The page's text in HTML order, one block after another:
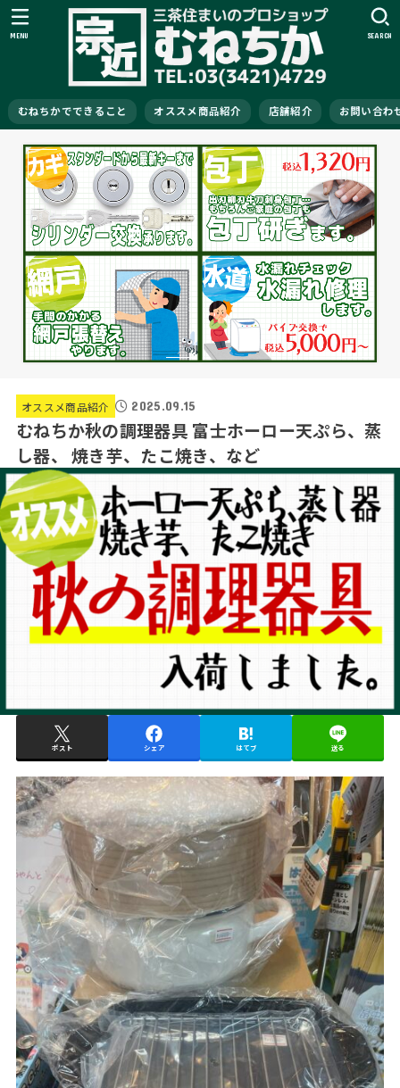
むねちかでできること オススメ商品紹介 店舗紹介 お問い合わ
SEARCH
MENU
オススメ商品紹介 2025.09.15
むねちか秋の調理器具 富士ホーロー天ぷら、蒸
し器、 焼き芋、たこ焼き、など
ポスト シェア はてブ 送る